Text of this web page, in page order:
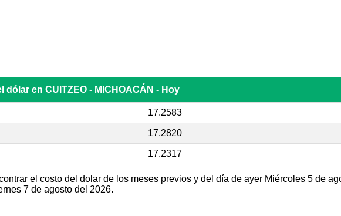
dólar en CUITZEO - MICHOACÁN - Hoy
17.2583
17.2820
17.2317
el costo del dolar de los meses previos y del día de ayer Miércoles 5 de
7 de agosto del 2026.